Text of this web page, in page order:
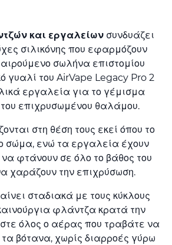
και εργαλείων συνδυάζει
σιλικόνης που εφαρμόζουν
σωλήνα επιστομίου
γυαλί του AirVape Legacy Pro 2
εργαλεία για το γέμισμα
επιχρυσωμένου θαλάμου.
στη θέση τους εκεί όπου το
σώμα, ενώ τα εργαλεία έχουν
φτάνουν σε όλο το βάθος του
χαράζουν την επιχρύσωση.
σταδιακά με τους κύκλους
φλάντζα κρατά την
όλος ο αέρας που τραβάτε να
βότανα, χωρίς διαρροές γύρω